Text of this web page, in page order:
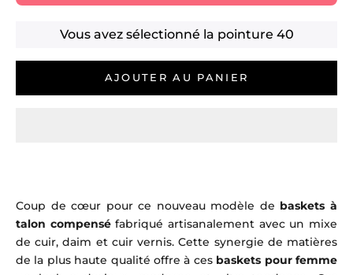
Vous avez sélectionné la pointure 40
AJOUTER AU PANIER
Coup de cœur pour ce nouveau modèle de baskets à
talon compenséfabriqué artisanalement avec un mixe
de cuir, daim et cuir vernis. Cette synergie de matières
de la plus haute qualité offre à ces baskets pour femme